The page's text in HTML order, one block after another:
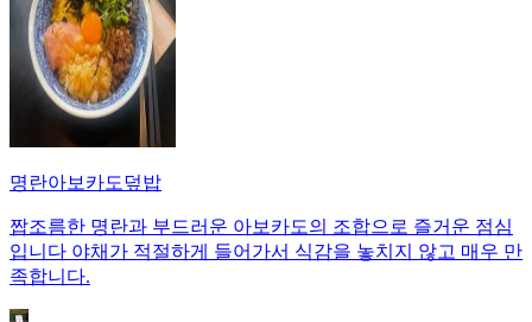
명란아보카도덮밥
짭조름한 명란과 부드러운 아보카도의 조합으로 즐거운 점심
입니다 야채가 적절하게 들어가서 식감을 놓치지 않고 매우 만
족합니다.